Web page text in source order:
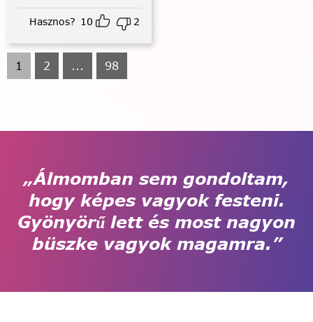
Hasznos? 10 2
1 2 ... 98
„Álmomban sem gondoltam,
hogy képes vagyok festeni.
Gyönyörű lett és most nagyon
büszke vagyok magamra.”